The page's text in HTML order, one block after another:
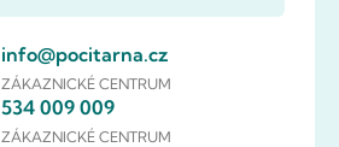
info@pocitarna.cz
ZÁKAZNICKÉ CENTRUM
534 009 009
ZÁKAZNICKÉ CENTRUM